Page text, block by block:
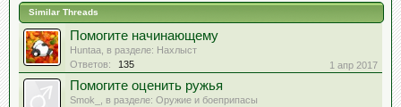
Similar Threads
Помогите начинающему
Huntaa , в разделе: Нахлыст
Ответов:
135 1 апр 2017
Помогите оценить ружья
Smok_ , в разделе: Оружие и боеприпасы